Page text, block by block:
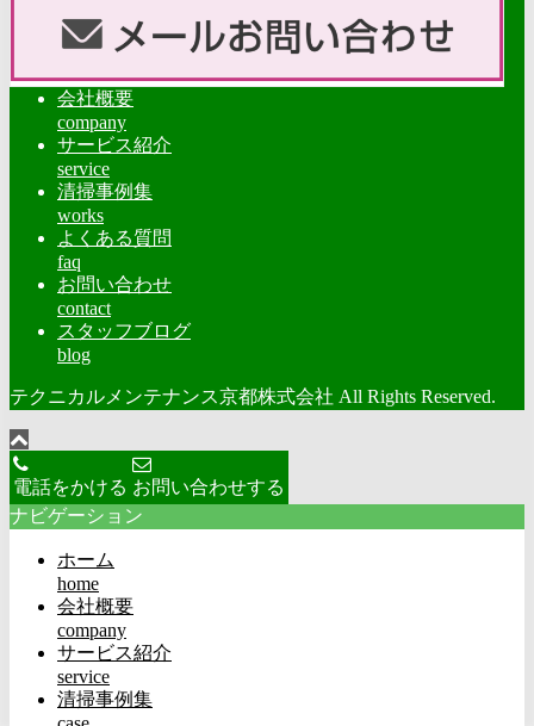
会社概要
company
サービス紹介
service
清掃事例集
works
よくある質問
faq
お問い合わせ
contact
スタッフブログ
blog
テクニカルメンテナンス京都株式会社 All Rights Reserved.
電話をかける お問い合わせする
ナビゲーション
ホーム
home
会社概要
company
サービス紹介
service
清掃事例集